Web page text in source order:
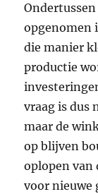
opgenomen
die manier
productie
vraag is dus
maar de
op blijven
oplopen van
voor nieuwe